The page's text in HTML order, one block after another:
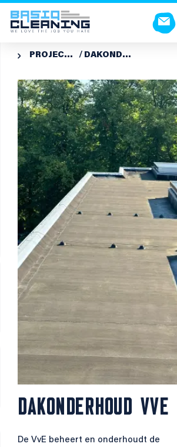
 PROJECTEN DAKONDERHOUD VVE
DAKONDERHOUD VVE
De VvE beheert en onderhoudt de